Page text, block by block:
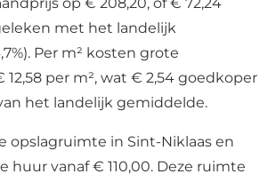
met het landelijk
Per m² kosten grote
per m², wat € 2,54 goedkoper
het landelijk gemiddelde.
opslagruimte in Sint-Niklaas en
huur vanaf € 110,00. Deze ruimte